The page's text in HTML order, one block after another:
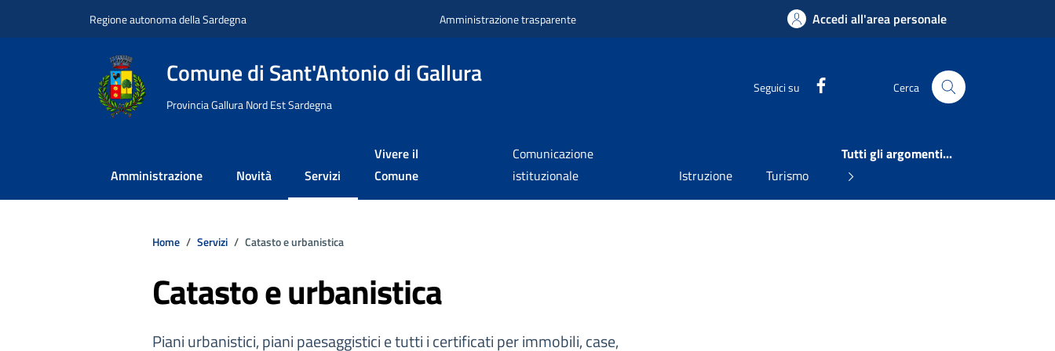
Regione autonoma della Sardegna Amministrazione trasparente Accedi all'area personale
Comune di Sant'Antonio di Gallura
Provincia Gallura Nord Est Sardegna
Seguici su Cerca
Amministrazione Novità Servizi
Vivere il
Comune
Comunicazione
istituzionale
Istruzione Turismo
Tutti gli argomenti...
Home Servizi Catasto e urbanistica
Catasto e urbanistica
Piani urbanistici, piani paesaggistici e tutti i certificati per immobili, case,